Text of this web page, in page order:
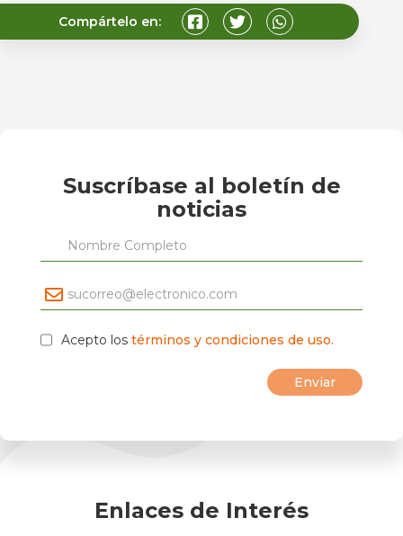
Compártelo en:
Suscríbase al boletín de
noticias
Acepto los términos y condiciones de uso.
Enlaces de Interés